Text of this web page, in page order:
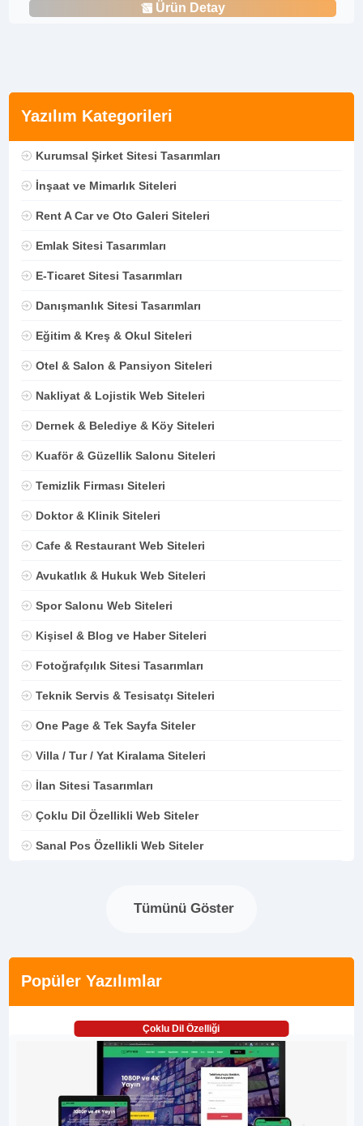
Yazılım Kategorileri
Kurumsal Şirket Sitesi Tasarımları
İnşaat ve Mimarlık Siteleri
Rent A Car ve Oto Galeri Siteleri
Emlak Sitesi Tasarımları
E-Ticaret Sitesi Tasarımları
Danışmanlık Sitesi Tasarımları
Eğitim & Kreş & Okul Siteleri
Otel & Salon & Pansiyon Siteleri
Nakliyat & Lojistik Web Siteleri
Dernek & Belediye & Köy Siteleri
Kuaför & Güzellik Salonu Siteleri
Temizlik Firması Siteleri
Doktor & Klinik Siteleri
Cafe & Restaurant Web Siteleri
Avukatlık & Hukuk Web Siteleri
Spor Salonu Web Siteleri
Kişisel & Blog ve Haber Siteleri
Fotoğrafçılık Sitesi Tasarımları
Teknik Servis & Tesisatçı Siteleri
One Page & Tek Sayfa Siteler
Villa / Tur / Yat Kiralama Siteleri
İlan Sitesi Tasarımları
Çoklu Dil Özellikli Web Siteler
Sanal Pos Özellikli Web Siteler
Tümünü Göster
Popüler Yazılımlar
Çoklu Dil Özelliği
Ürün Detay